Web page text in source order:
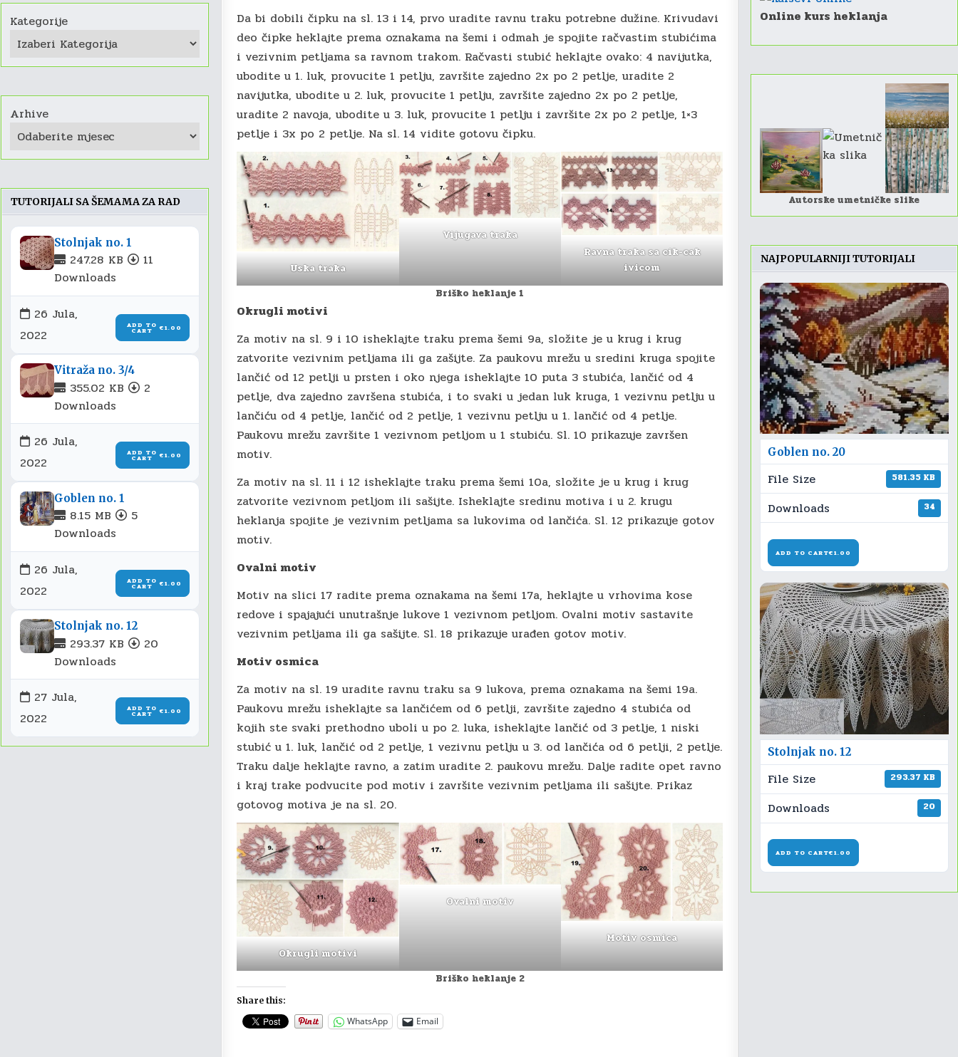
Da bi dobili čipku na sl. 13 i 14, prvo uradite ravnu traku potrebne dužine. Krivudavi
deo čipke heklajte prema oznakama na šemi i odmah je spojite račvastim stubićima
i vezivnim petljama sa ravnom trakom. Račvasti stubić heklajte ovako: 4 navijutka,
ubodite u 1. luk, provucite 1 petlju, završite zajedno 2x po 2 petlje, uradite 2
navijutka, ubodite u 2. luk, provucite 1 petlju, završite zajedno 2x po 2 petlje,
uradite 2 navoja, ubodite u 3. luk, provucite 1 petlju i završite 2x po 2 petlje, 1×3
petlje i 3x po 2 petlje. Na sl. 14 vidite gotovu čipku.
Uska traka
Vijugava traka
Ravna traka sa cik-cak
ivicom
Briško heklanje 1
Okrugli motivi
Za motiv na sl. 9 i 10 isheklajte traku prema šemi 9a, složite je u krug i krug
zatvorite vezivnim petljama ili ga zašijte. Za paukovu mrežu u sredini kruga spojite
lančić od 12 petlji u prsten i oko njega isheklajte 10 puta 3 stubića, lančić od 4
petlje, dva zajedno završena stubića, i to svaki u jedan luk kruga, 1 vezivnu petlju u
lančiću od 4 petlje, lančić od 2 petlje, 1 vezivnu petlju u 1. lančić od 4 petlje.
Paukovu mrežu završite 1 vezivnom petljom u 1 stubiću. Sl. 10 prikazuje završen
motiv.
Za motiv na sl. 11 i 12 isheklajte traku prema šemi 10a, složite je u krug i krug
zatvorite vezivnom petljom ili sašijte. Isheklajte sredinu motiva i u 2. krugu
heklanja spojite je vezivnim petljama sa lukovima od lančića. Sl. 12 prikazuje gotov
motiv.
Ovalni motiv
Motiv na slici 17 radite prema oznakama na šemi 17a, heklajte u vrhovima kose
redove i spajajući unutrašnje lukove 1 vezivnom petljom. Ovalni motiv sastavite
vezivnim petljama ili ga sašijte. Sl. 18 prikazuje urađen gotov motiv.
Motiv osmica
Za motiv na sl. 19 uradite ravnu traku sa 9 lukova, prema oznakama na šemi 19a.
Paukovu mrežu isheklajte sa lančićem od 6 petlji, završite zajedno 4 stubića od
kojih ste svaki prethodno uboli u po 2. luka, isheklajte lančić od 3 petlje, 1 niski
stubić u 1. luk, lančić od 2 petlje, 1 vezivnu petlju u 3. od lančića od 6 petlji, 2 petlje.
Traku dalje heklajte ravno, a zatim uradite 2. paukovu mrežu. Dalje radite opet ravno
i kraj trake podvucite pod motiv i završite vezivnim petljama ili sašijte. Prikaz
gotovog motiva je na sl. 20.
Okrugli motivi
Ovalni motiv
Motiv osmica
Briško heklanje 2
Share this:
WhatsApp Email
Online kurs heklanja
Autorske umetničke slike
NAJPOPULARNIJI TUTORIJALI
Goblen no. 20
File Size 581.35 KB
Downloads 34
ADD TO CART€1.00
Stolnjak no. 12
File Size 293.37 KB
Downloads 20
ADD TO CART€1.00
Kategorije
Arhive
TUTORIJALI SA ŠEMAMA ZA RAD
Stolnjak no. 1
247.28 KB
11
Downloads
26 Jula,
2022
ADD TO
CART €1.00
Vitraža no. 3/4
355.02 KB
2
Downloads
26 Jula,
2022
ADD TO
CART €1.00
Goblen no. 1
8.15 MB
5
Downloads
26 Jula,
2022
ADD TO
CART €1.00
Stolnjak no. 12
293.37 KB
20
Downloads
27 Jula,
2022
ADD TO
CART €1.00